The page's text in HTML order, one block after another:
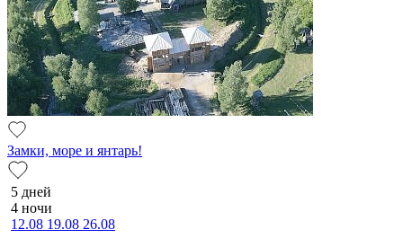
Замки, море и янтарь!
5 дней
4 ночи
12.08 19.08 26.08